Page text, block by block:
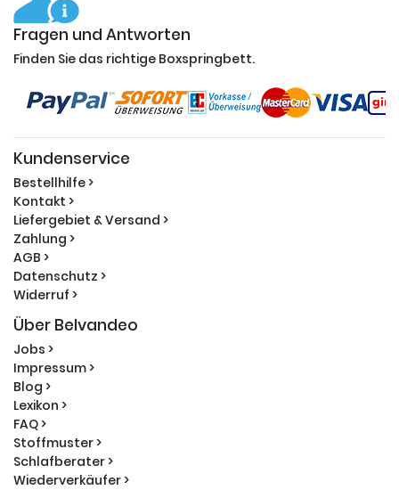
Fragen und Antworten
Finden Sie das richtige Boxspringbett.
Kundenservice
Bestellhilfe >
Kontakt >
Liefergebiet & Versand >
Zahlung >
AGB >
Datenschutz >
Widerruf >
Über Belvandeo
Jobs >
Impressum >
Blog >
Lexikon >
FAQ >
Stoffmuster >
Schlafberater >
Wiederverkäufer >